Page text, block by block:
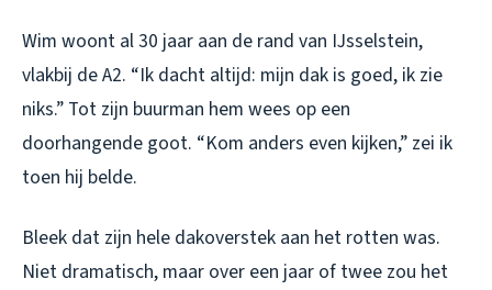
Wim woont al 30 jaar aan de rand van IJsselstein,
vlakbij de A2. “Ik dacht altijd: mijn dak is goed, ik zie
niks.” Tot zijn buurman hem wees op een
doorhangende goot. “Kom anders even kijken,” zei ik
toen hij belde.
Bleek dat zijn hele dakoverstek aan het rotten was.
Niet dramatisch, maar over een jaar of twee zou het